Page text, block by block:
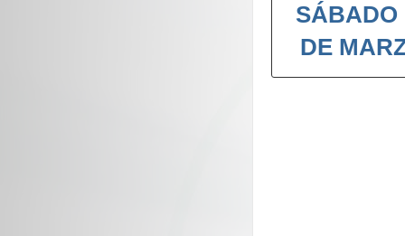
SÁBADO
DE